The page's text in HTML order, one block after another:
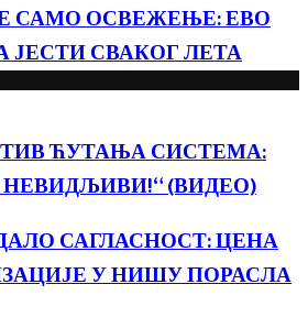
САМО ОСВЕЖЕЊЕ: ЕВО
ЈЕСТИ СВАКОГ ЛЕТА
ЋУТАЊА СИСТЕМА:
(ВИДЕО)
САГЛАСНОСТ: ЦЕНА
У НИШУ ПОРАСЛА